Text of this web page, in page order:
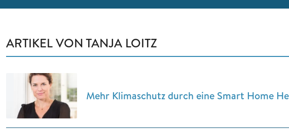
ARTIKEL VON TANJA LOITZ
Mehr Klimaschutz durch eine Smart Home